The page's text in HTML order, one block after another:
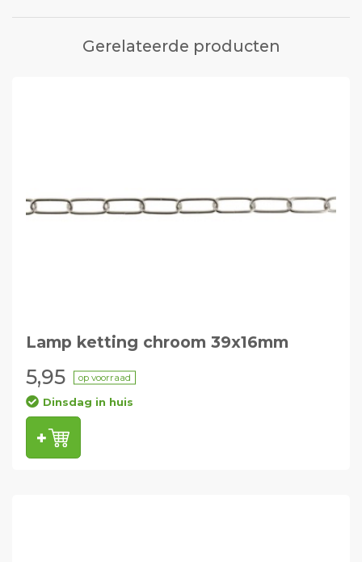
Gerelateerde producten
Lamp ketting chroom 39x16mm
5,95 op voorraad
Dinsdag in huis